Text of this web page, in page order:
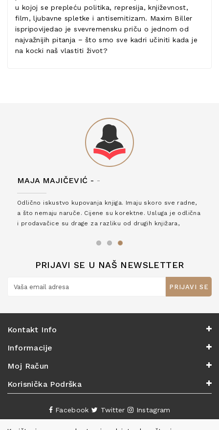
u kojoj se prepleću politika, represija, književnost,
film, ljubavne spletke i antisemitizam. Maxim Biller
ispripovijedao je svevremensku priču o jednom od
najvažnijih pitanja − što smo sve kadri učiniti kada je
na kocki naš vlastiti život?
MAJA MAJIČEVIĆ - -
Odlično iskustvo kupovanja knjiga. Imaju skoro sve radne,
a što nemaju naruče. Cijene su korektne. Usluga je odlična
i prodavačice su drage za razliku od drugih knjižara,
PRIJAVI SE U NAŠ NEWSLETTER
PRIJAVI SE
Kontakt Info
Informacije
Moj Račun
Korisnička Podrška
Facebook Twitter Instagram